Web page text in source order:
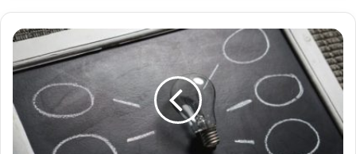
Activar
Usar
FTP
pasivo